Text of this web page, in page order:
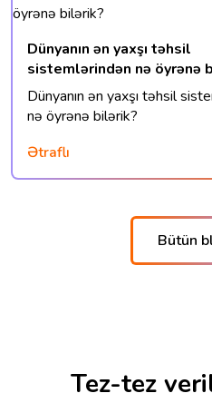
Dünyanın ən yaxşı təhsil
sistemlərindən nə öyrənə
Dünyanın ən yaxşı təhsil
nə öyrənə bilərik?
Ətraflı
Bütün
Tez-tez